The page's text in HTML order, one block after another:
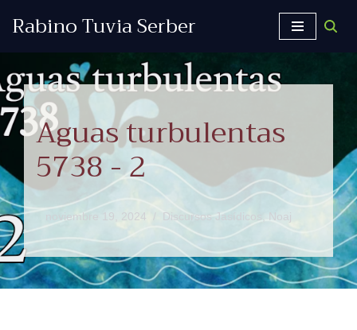
contenido
Rabino Tuvia Serber
Aguas turbulentas
5738 - 2
noviembre 19, 2024 Discursos Jasídicos ,Noaj